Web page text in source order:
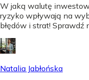
W jaką walutę
ryzyko wpływają na
błędów i strat! Sprawdź
Natalia Jabłońska